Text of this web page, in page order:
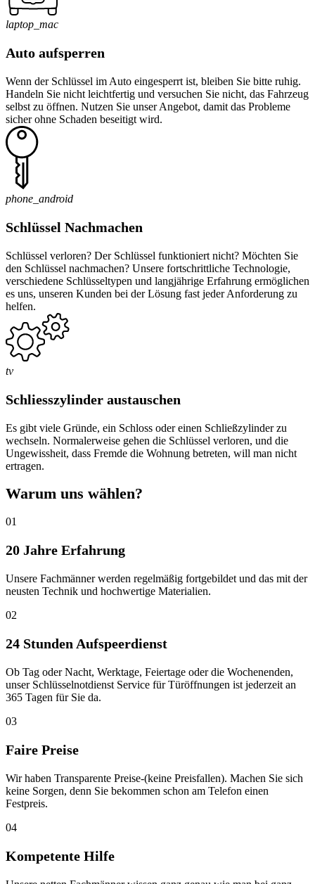
laptop_mac
Auto aufsperren
Wenn der Schlüssel im Auto eingesperrt ist, bleiben Sie bitte ruhig.
Handeln Sie nicht leichtfertig und versuchen Sie nicht, das Fahrzeug
selbst zu öffnen. Nutzen Sie unser Angebot, damit das Probleme
sicher ohne Schaden beseitigt wird.
phone_android
Schlüssel Nachmachen
Schlüssel verloren? Der Schlüssel funktioniert nicht? Möchten Sie
den Schlüssel nachmachen? Unsere fortschrittliche Technologie,
verschiedene Schlüsseltypen und langjährige Erfahrung ermöglichen
es uns, unseren Kunden bei der Lösung fast jeder Anforderung zu
helfen.
tv
Schliesszylinder austauschen
Es gibt viele Gründe, ein Schloss oder einen Schließzylinder zu
wechseln. Normalerweise gehen die Schlüssel verloren, und die
Ungewissheit, dass Fremde die Wohnung betreten, will man nicht
ertragen.
Warum uns wählen?
01
20 Jahre Erfahrung
Unsere Fachmänner werden regelmäßig fortgebildet und das mit der
neusten Technik und hochwertige Materialien.
02
24 Stunden Aufspeerdienst
Ob Tag oder Nacht, Werktage, Feiertage oder die Wochenenden,
unser Schlüsselnotdienst Service für Türöffnungen ist jederzeit an
365 Tagen für Sie da.
03
Faire Preise
Wir haben Transparente Preise-(keine Preisfallen). Machen Sie sich
keine Sorgen, denn Sie bekommen schon am Telefon einen
Festpreis.
04
Kompetente Hilfe